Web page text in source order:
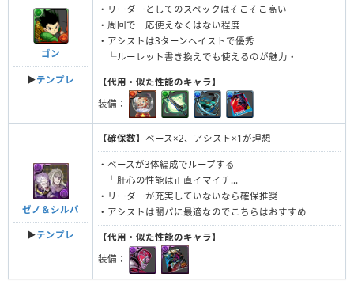
ゴン
▶︎テンプレ
・リーダーとしてのスペックはそこそこ高い
・周回で一応使えなくはない程度
・アシストは3ターンヘイストで優秀
└ルーレット書き換えでも使えるのが魅力・
【代用・似た性能のキャラ】
装備：
ゼノ＆シルバ
▶︎テンプレ
【確保数】 ベース×2、アシスト×1が理想
・ベースが3体編成でループする
└肝心の性能は正直イマイチ...
・リーダーが充実していないなら確保推奨
・アシストは闇パに最適なのでこちらはおすすめ
【代用・似た性能のキャラ】
装備：